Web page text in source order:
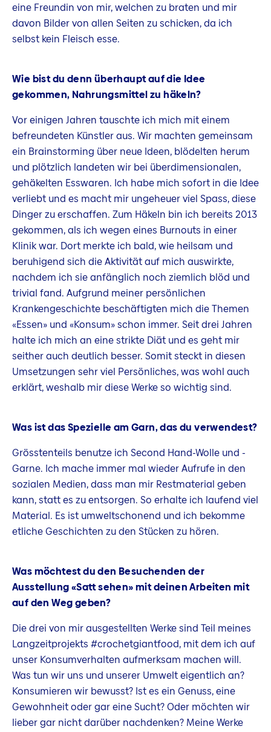
eine Freundin von mir, welchen zu braten und mir
davon Bilder von allen Seiten zu schicken, da ich
selbst kein Fleisch esse.
Wie bist du denn überhaupt auf die Idee
gekommen, Nahrungsmittel zu häkeln?
Vor einigen Jahren tauschte ich mich mit einem
befreundeten Künstler aus. Wir machten gemeinsam
ein Brainstorming über neue Ideen, blödelten herum
und plötzlich landeten wir bei überdimensionalen,
gehäkelten Esswaren. Ich habe mich sofort in die Idee
verliebt und es macht mir ungeheuer viel Spass, diese
Dinger zu erschaffen. Zum Häkeln bin ich bereits 2013
gekommen, als ich wegen eines Burnouts in einer
Klinik war. Dort merkte ich bald, wie heilsam und
beruhigend sich die Aktivität auf mich auswirkte,
nachdem ich sie anfänglich noch ziemlich blöd und
trivial fand. Aufgrund meiner persönlichen
Krankengeschichte beschäftigten mich die Themen
«Essen» und «Konsum» schon immer. Seit drei Jahren
halte ich mich an eine strikte Diät und es geht mir
seither auch deutlich besser. Somit steckt in diesen
Umsetzungen sehr viel Persönliches, was wohl auch
erklärt, weshalb mir diese Werke so wichtig sind.
Was ist das Spezielle am Garn, das du verwendest?
Grösstenteils benutze ich Second Hand-Wolle und -
Garne. Ich mache immer mal wieder Aufrufe in den
sozialen Medien, dass man mir Restmaterial geben
kann, statt es zu entsorgen. So erhalte ich laufend viel
Material. Es ist umweltschonend und ich bekomme
etliche Geschichten zu den Stücken zu hören.
Was möchtest du den Besuchenden der
Ausstellung «Satt sehen» mit deinen Arbeiten mit
auf den Weg geben?
Die drei von mir ausgestellten Werke sind Teil meines
Langzeitprojekts #crochetgiantfood, mit dem ich auf
unser Konsumverhalten aufmerksam machen will.
Was tun wir uns und unserer Umwelt eigentlich an?
Konsumieren wir bewusst? Ist es ein Genuss, eine
Gewohnheit oder gar eine Sucht? Oder möchten wir
lieber gar nicht darüber nachdenken? Meine Werke